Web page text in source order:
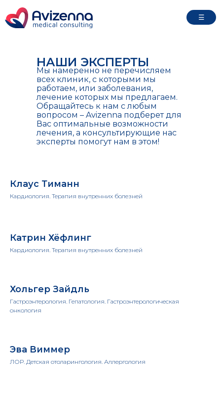
☰
НАШИ ЭКСПЕРТЫ
Мы намеренно не перечисляем
всех клиник, с которыми мы
работаем, или заболевания,
лечение которых мы предлагаем.
Обращайтесь к нам с любым
вопросом – Avizenna подберет для
Вас оптимальные возможности
лечения, а консультирующие нас
эксперты помогут нам в этом!
Клаус Тиманн
Кардиология. Терапия внутренних болезней
Катрин Хёфлинг
Кардиология. Терапия внутренних болезней
Хольгер Зайдль
Гастроэнтерология. Гепатология. Гастроэнтерологическая
онкология
Эва Виммер
ЛОР. Детская отоларингология. Аллергология